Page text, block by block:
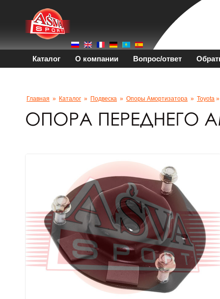
Каталог О компании Вопрос/ответ
Главная » Каталог » Подвеска » Опоры Амортизатора » Toyota